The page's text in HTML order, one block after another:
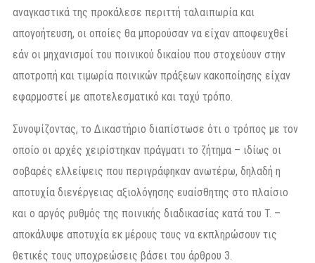
αναγκαστικά της προκάλεσε περιττή ταλαιπωρία και
απογοήτευση, οι οποίες θα μπορούσαν να είχαν αποφευχθεί
εάν οι μηχανισμοί του ποινικού δικαίου που στοχεύουν στην
αποτροπή και τιμωρία ποινικών πράξεων κακοποίησης είχαν
εφαρμοστεί με αποτελεσματικό και ταχύ τρόπο.
Συνοψίζοντας, το Δικαστήριο διαπίστωσε ότι ο τρόπος με τον
οποίο οι αρχές χειρίστηκαν πράγματι το ζήτημα – ιδίως οι
σοβαρές ελλείψεις που περιγράφηκαν ανωτέρω, δηλαδή η
αποτυχία διενέργειας αξιολόγησης ευαίσθητης στο πλαίσιο
και ο αργός ρυθμός της ποινικής διαδικασίας κατά του T. –
αποκάλυψε αποτυχία εκ μέρους τους να εκπληρώσουν τις
θετικές τους υποχρεώσεις βάσει του άρθρου 3.